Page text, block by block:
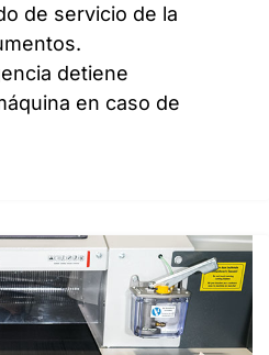
de servicio de la
detiene
en caso de